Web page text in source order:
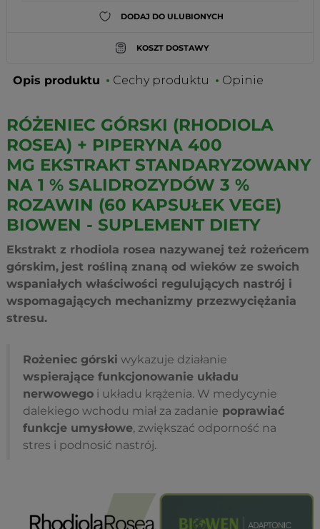
DODAJ DO ULUBIONYCH
KOSZT DOSTAWY
Opis produktu Cechy produktu Opinie
RÓŻENIEC GÓRSKI (RHODIOLA
ROSEA) + PIPERYNA 400
MG EKSTRAKT STANDARYZOWANY
NA 1 % SALIDROZYDÓW 3 %
ROZAWIN (60 KAPSUŁEK VEGE)
BIOWEN - SUPLEMENT DIETY
Ekstrakt z rhodiola rosea nazywanej też rożeńcem
górskim, jest rośliną znaną od wieków ze swoich
wspaniałych właściwości regulujących nastrój i
wspomagających mechanizmy przezwyciężania
stresu.
Rożeniec górski wykazuje działanie
wspierające funkcjonowanie układu
nerwowego i układu krążenia. W medycynie
dalekiego wchodu miał za zadanie poprawiać
funkcje umysłowe, zwiększać odporność na
stres i podnosić nastrój.